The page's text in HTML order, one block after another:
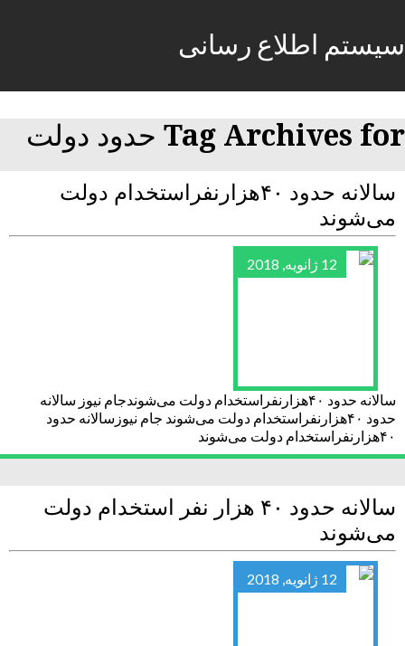
سیستم اطلاع رسانی
Tag Archives for حدود دولت
سالانه حدود ۴۰هزارنفراستخدام دولت
می‌شوند
12 ژانویه, 2018
سالانه حدود ۴۰هزارنفراستخدام دولت می‌شوندجام نیوز سالانه
حدود ۴۰هزارنفراستخدام دولت می‌شوند جام نیوزسالانه حدود
۴۰هزارنفراستخدام دولت می‌شوند
سالانه حدود ۴۰ هزار نفر استخدام دولت
می‌شوند
12 ژانویه, 2018